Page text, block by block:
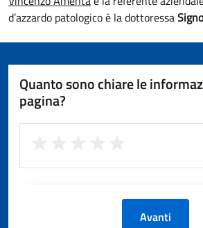
d’azzardo patologico è la dottoressa
Quanto sono chiare le
pagina?
Avanti